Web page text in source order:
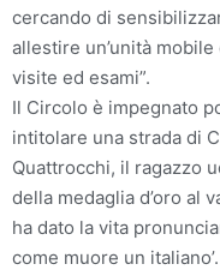
cercando di
allestire un’unità
visite ed esami”.
Il Circolo è impegnato
intitolare una strada di
Quattrocchi, il ragazzo
della medaglia d’oro al
ha dato la vita
come muore un